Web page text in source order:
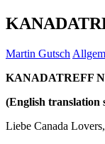
Martin Gutsch
KANADATREFF
(English translation
Liebe Canada